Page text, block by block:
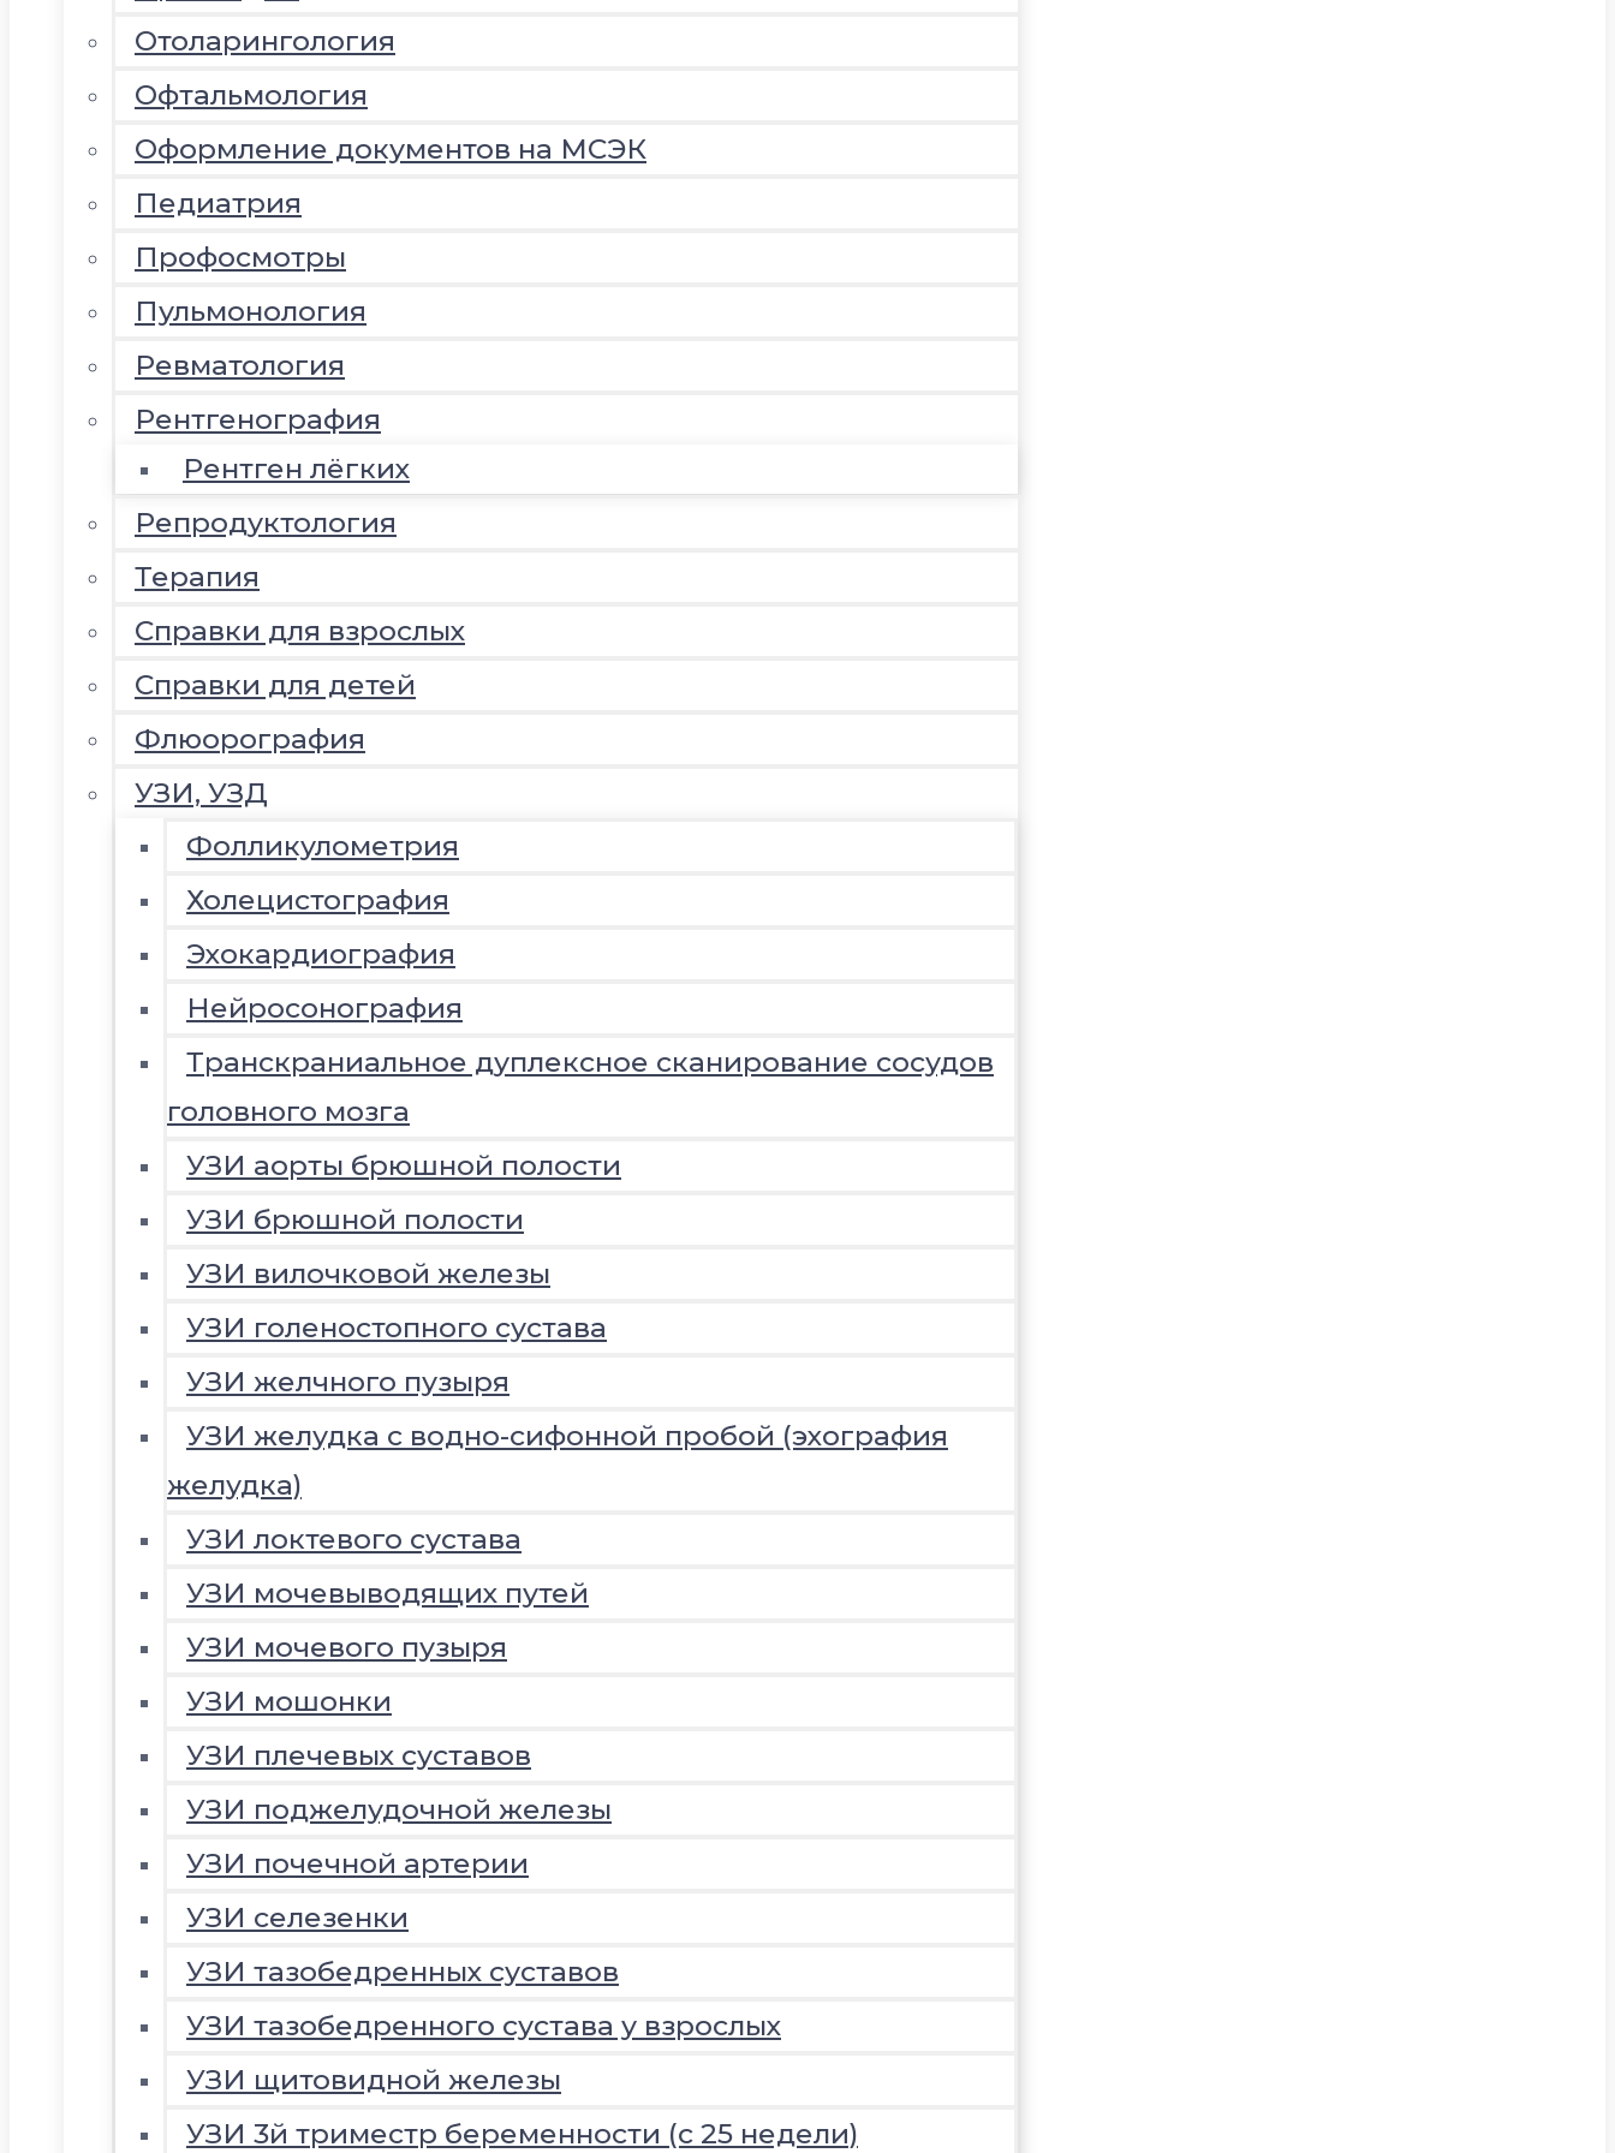
Отоларингология
Офтальмология
Оформление документов на МСЭК
Педиатрия
Профосмотры
Пульмонология
Ревматология
Рентгенография
Рентген лёгких
Репродуктология
Терапия
Справки для взрослых
Справки для детей
Флюорография
УЗИ, УЗД
Фолликулометрия
Холецистография
Эхокардиография
Нейросонография
Транскраниальное дуплексное сканирование сосудов
головного мозга
УЗИ аорты брюшной полости
УЗИ брюшной полости
УЗИ вилочковой железы
УЗИ голеностопного сустава
УЗИ желчного пузыря
УЗИ желудка с водно-сифонной пробой (эхография
желудка)
УЗИ локтевого сустава
УЗИ мочевыводящих путей
УЗИ мочевого пузыря
УЗИ мошонки
УЗИ плечевых суставов
УЗИ поджелудочной железы
УЗИ почечной артерии
УЗИ селезенки
УЗИ тазобедренных суставов
УЗИ тазобедренного сустава у взрослых
УЗИ щитовидной железы
УЗИ 3й триместр беременности (с 25 недели)